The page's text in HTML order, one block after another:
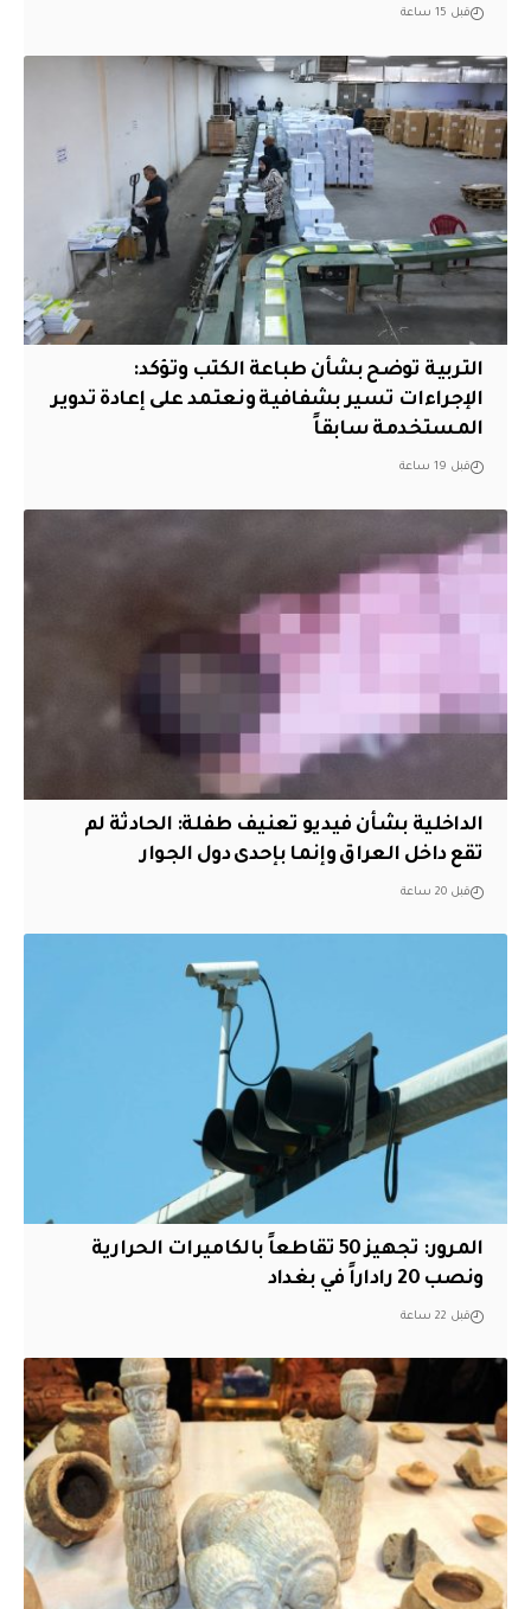
قبل 15 ساعة
التربية توضح بشأن طباعة الكتب وتؤكد:
الإجراءات تسير بشفافية ونعتمد على إعادة تدوير
المستخدمة سابقاً
قبل 19 ساعة
الداخلية بشأن فيديو تعنيف طفلة: الحادثة لم
تقع داخل العراق وإنما بإحدى دول الجوار
قبل 20 ساعة
المرور: تجهيز 50 تقاطعاً بالكاميرات الحرارية
ونصب 20 راداراً في بغداد
قبل 22 ساعة